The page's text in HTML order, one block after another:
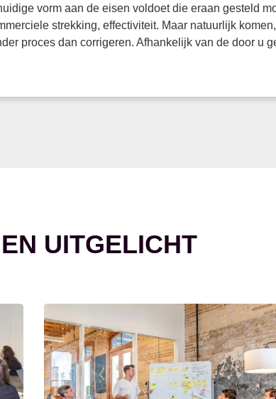
vorm aan de eisen voldoet die eraan gesteld
strekking, effectiviteit. Maar natuurlijk
proces dan corrigeren. Afhankelijk van de door u
UITGELICHT